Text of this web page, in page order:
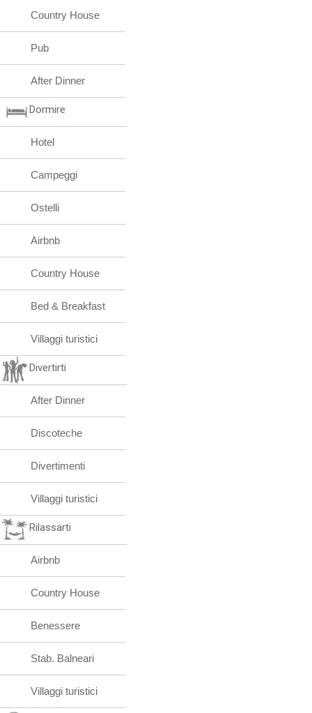
Country House
Pub
After Dinner
Dormire
Hotel
Campeggi
Ostelli
Airbnb
Country House
Bed & Breakfast
Villaggi turistici
Divertirti
After Dinner
Discoteche
Divertimenti
Villaggi turistici
Rilassarti
Airbnb
Country House
Benessere
Stab. Balneari
Villaggi turistici